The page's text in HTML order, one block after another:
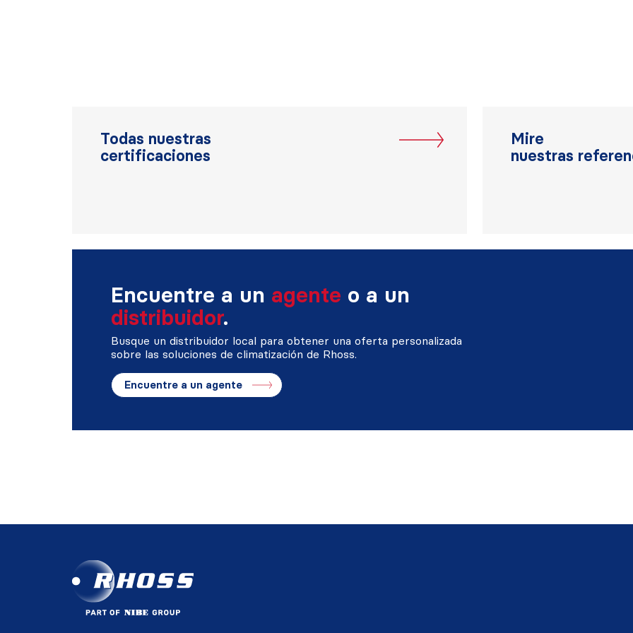
Todas nuestras
certificaciones
Mire
nuestras
Encuentre a un agente o a un
distribuidor.
Busque un distribuidor local para obtener una oferta personalizada
sobre las soluciones de climatización de Rhoss.
Encuentre a un agente